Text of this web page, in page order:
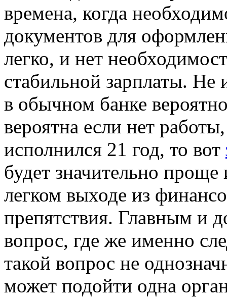
времена, когда
документов для
легко, и нет
стабильной зарплаты. Не
в обычном банке
вероятна если нет
исполнился 21 год, то вот
будет значительно
легком выходе из
препятствия. Главным и
вопрос, где же именно
такой вопрос не
может подойти одна